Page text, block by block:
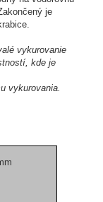
je
vykurovanie
kde je
vykurovania.